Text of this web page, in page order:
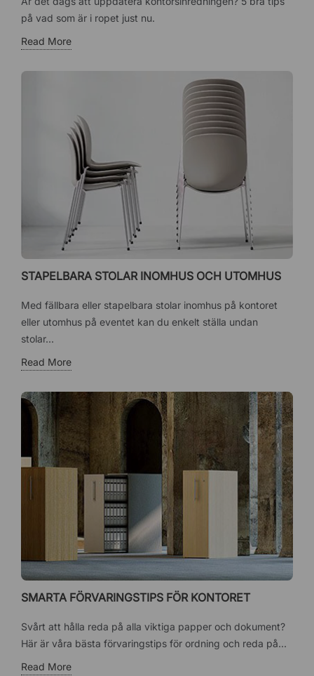
på vad som är i ropet just nu.
Read More
STAPELBARA STOLAR INOMHUS OCH UTOMHUS
Med fällbara eller stapelbara stolar inomhus på kontoret
eller utomhus på eventet kan du enkelt ställa undan
stolar...
Read More
SMARTA FÖRVARINGSTIPS FÖR KONTORET
Svårt att hålla reda på alla viktiga papper och dokument?
Här är våra bästa förvaringstips för ordning och reda på...
Read More